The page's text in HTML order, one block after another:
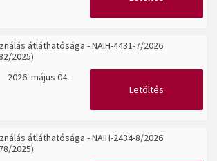
átláthatósága - NAIH-4431-7/2026
2025)
2026. május 04.
Letöltés
átláthatósága - NAIH-2434-8/2026
2025)